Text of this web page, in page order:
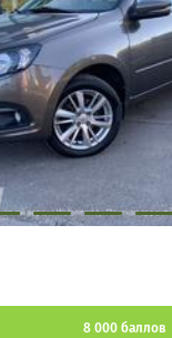
8 000 баллов